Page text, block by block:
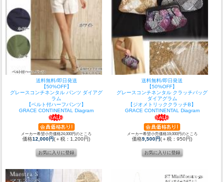
送料無料/即日発送
【50%OFF】
グレースコンチネンタル パンツ ダイアグ
ラム
【ベルト付ハーフパンツ】
GRACE CONTINENTAL Diagram
メーカー希望小売価格24,000円のところ
価格12,000円(＋税：1,200円)
送料無料/即日発送
【50%OFF】
グレースコンチネンタル クラッチバッグ
ダイアグラム
【ジオメトリッククラッチB】
GRACE CONTINENTAL Diagram
メーカー希望小売価格19,000円のところ
価格9,500円(＋税：950円)